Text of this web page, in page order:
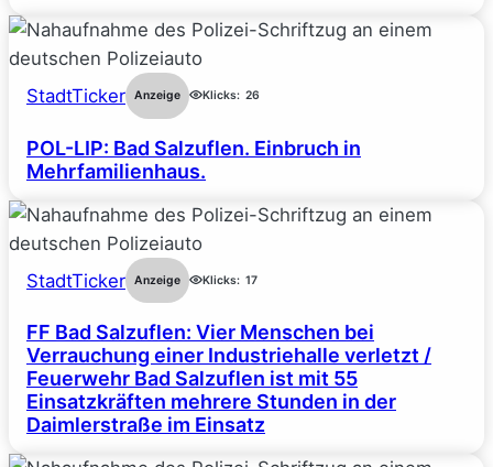
StadtTicker Anzeige Klicks: 26
POL-LIP: Bad Salzuflen. Einbruch in
Mehrfamilienhaus.
StadtTicker Anzeige Klicks: 17
FF Bad Salzuflen: Vier Menschen bei
Verrauchung einer Industriehalle verletzt /
Feuerwehr Bad Salzuflen ist mit 55
Einsatzkräften mehrere Stunden in der
Daimlerstraße im Einsatz